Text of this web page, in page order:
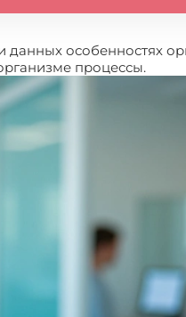
особенностях
процессы.